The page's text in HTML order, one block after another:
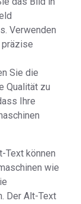
Verwenden
präzise
Sie die
Qualität zu
Ihre
Text können
wie
Der Alt-Text